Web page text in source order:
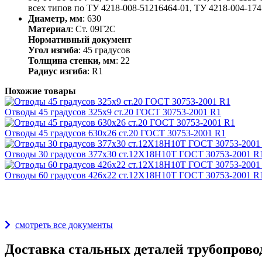
всех типов по ТУ 4218-008-51216464-01, ТУ 4218-004-
Диаметр, мм: 630
Материал: Ст. 09Г2С
Нормативный документ
Угол изгиба: 45 градусов
Толщина стенки, мм: 22
Радиус изгиба: R1
Похожие товары
Отводы 45 градусов 325х9 ст.20 ГОСТ 30753-2001 R1
Отводы 45 градусов 630х26 ст.20 ГОСТ 30753-2001 R1
Отводы 30 градусов 377х30 ст.12Х18Н10Т ГОСТ 30753-2001
Отводы 60 градусов 426х22 ст.12Х18Н10Т ГОСТ 30753-2001
смотреть все документы
Доставка стальных деталей